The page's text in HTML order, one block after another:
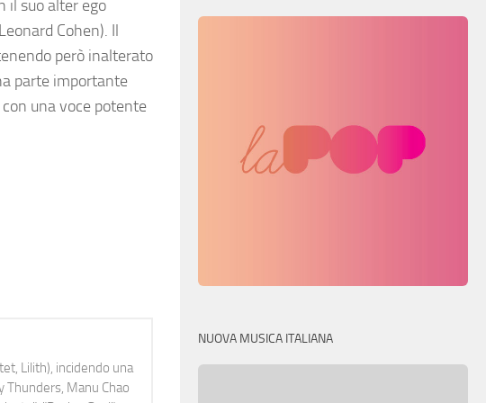
il suo alter ego
Cohen). Il
però inalterato
parte importante
una voce potente
Lilith), incidendo una
Thunders, Manu Chao
NUOVA MUSICA ITALIANA